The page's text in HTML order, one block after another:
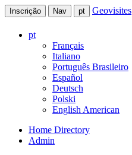
Inscrição Nav pt Geovisites
pt
Français
Italiano
Português Brasileiro
Español
Deutsch
Polski
English American
Home Directory
Admin